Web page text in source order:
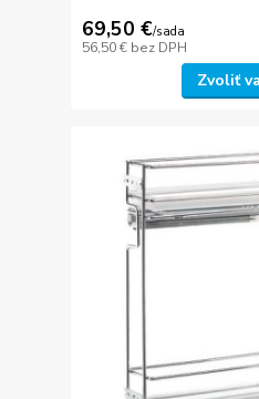
69,50 €/sada
56,50 € bez DPH
Zvoliť